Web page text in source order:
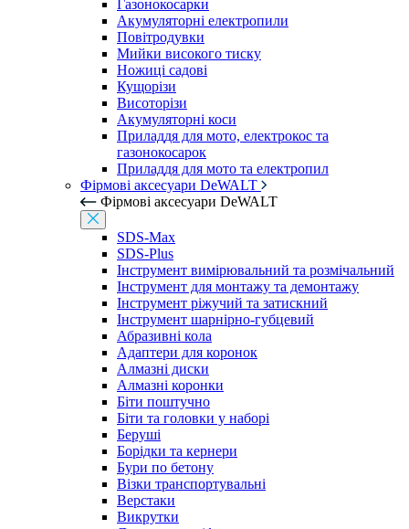
Газонокосарки
Акумуляторні електропили
Повітродувки
Мийки високого тиску
Ножиці садові
Кущорізи
Висоторізи
Акумуляторні коси
Приладдя для мото, електрокос та
газонокосарок
Приладдя для мото та електропил
Фірмові аксесуари DeWALT
Фірмові аксесуари DeWALT
SDS-Max
SDS-Plus
Інструмент вимірювальний та розмічальний
Інструмент для монтажу та демонтажу
Інструмент ріжучий та затискний
Інструмент шарнірно-губцевий
Абразивні кола
Адаптери для коронок
Алмазні диски
Алмазні коронки
Біти поштучно
Біти та головки у наборі
Беруші
Борідки та кернери
Бури по бетону
Візки транспортувальні
Верстаки
Викрутки